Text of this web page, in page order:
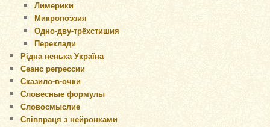
Лимерики
Микропоэзия
Одно-дву-трёхстишия
Переклади
Рідна ненька Україна
Сеанс регрессии
Сказило-в-очки
Словесные формулы
Словосмыслие
Співпраця з нейронками